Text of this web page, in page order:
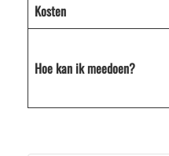
Kosten
Hoe kan ik meedoen?